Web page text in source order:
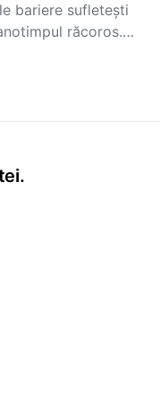
bariere sufleteşti
răcoros.…